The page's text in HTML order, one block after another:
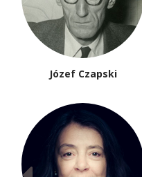
Józef Czapski